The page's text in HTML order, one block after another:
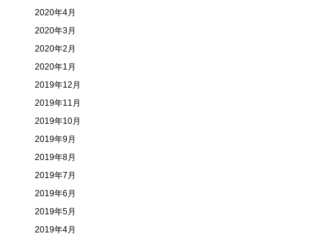
2020年4月
2020年3月
2020年2月
2020年1月
2019年12月
2019年11月
2019年10月
2019年9月
2019年8月
2019年7月
2019年6月
2019年5月
2019年4月